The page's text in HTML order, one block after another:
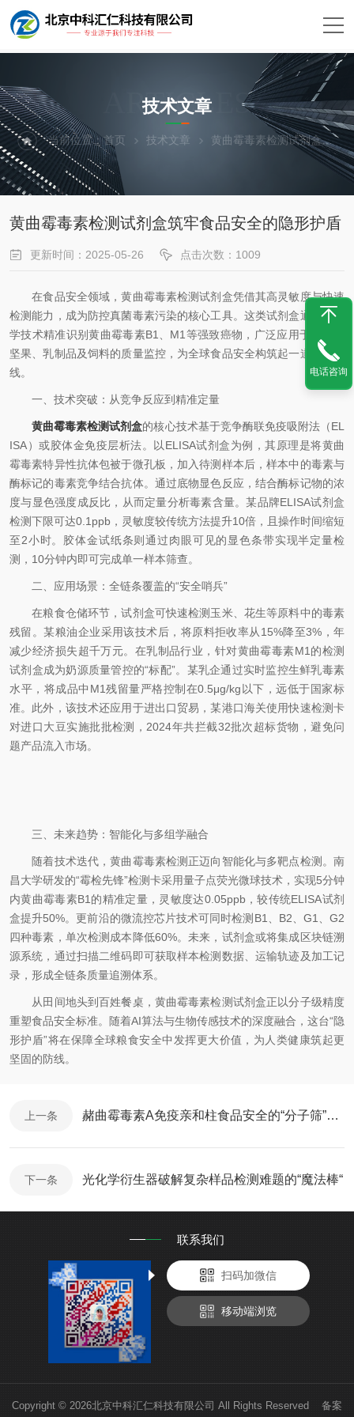
ARTICLES
技术文章
当前位置：首页 技术文章 黄曲霉毒素检测试剂盒筑牢食品安全的隐形护盾
黄曲霉毒素检测试剂盒筑牢食品安全的隐形护盾
更新时间：2025-05-26 点击次数：1009
在食品安全领域，黄曲霉毒素检测试剂盒凭借其高灵敏度与快速
检测能力，成为防控真菌毒素污染的核心工具。这类试剂盒通过免疫
学技术精准识别黄曲霉毒素B1、M1等强致癌物，广泛应用于谷物、
坚果、乳制品及饲料的质量监控，为全球食品安全构筑起一道关键防
线。
一、技术突破：从竞争反应到精准定量
黄曲霉毒素检测试剂盒的核心技术基于竞争酶联免疫吸附法（EL
ISA）或胶体金免疫层析法。以ELISA试剂盒为例，其原理是将黄曲
霉毒素特异性抗体包被于微孔板，加入待测样本后，样本中的毒素与
酶标记的毒素竞争结合抗体。通过底物显色反应，结合酶标记物的浓
度与显色强度成反比，从而定量分析毒素含量。某品牌ELISA试剂盒
检测下限可达0.1ppb，灵敏度较传统方法提升10倍，且操作时间缩短
至2小时。胶体金试纸条则通过肉眼可见的显色条带实现半定量检
测，10分钟内即可完成单一样本筛查。
二、应用场景：全链条覆盖的“安全哨兵”
在粮食仓储环节，试剂盒可快速检测玉米、花生等原料中的毒素
残留。某粮油企业采用该技术后，将原料拒收率从15%降至3%，年
减少经济损失超千万元。在乳制品行业，针对黄曲霉毒素M1的检测
试剂盒成为奶源质量管控的“标配”。某乳企通过实时监控生鲜乳毒素
水平，将成品中M1残留量严格控制在0.5μg/kg以下，远低于国家标
准。此外，该技术还应用于进出口贸易，某港口海关使用快速检测卡
对进口大豆实施批批检测，2024年共拦截32批次超标货物，避免问
题产品流入市场。
三、未来趋势：智能化与多组学融合
随着技术迭代，黄曲霉毒素检测正迈向智能化与多靶点检测。南
昌大学研发的“霉检先锋”检测卡采用量子点荧光微球技术，实现5分钟
内黄曲霉毒素B1的精准定量，灵敏度达0.05ppb，较传统ELISA试剂
盒提升50%。更前沿的微流控芯片技术可同时检测B1、B2、G1、G2
四种毒素，单次检测成本降低60%。未来，试剂盒或将集成区块链溯
源系统，通过扫描二维码即可获取样本检测数据、运输轨迹及加工记
录，形成全链条质量追溯体系。
从田间地头到百姓餐桌，黄曲霉毒素检测试剂盒正以分子级精度
重塑食品安全标准。随着AI算法与生物传感技术的深度融合，这台“隐
形护盾”将在保障全球粮食安全中发挥更大价值，为人类健康筑起更
坚固的防线。
上一条 赭曲霉毒素A免疫亲和柱食品安全的“分子筛”技术
下一条 光化学衍生器破解复杂样品检测难题的“魔法棒“
联系我们
扫码加微信
移动端浏览
Copyright © 2026北京中科汇仁科技有限公司 All Rights Reserved 备案
电话咨询